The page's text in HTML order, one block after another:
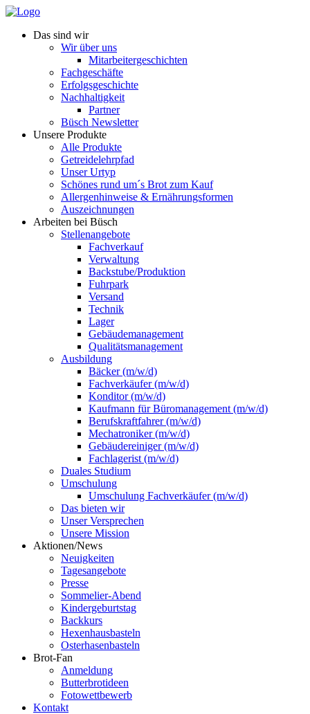
Das sind wir
Wir über uns
Mitarbeitergeschichten
Fachgeschäfte
Erfolgsgeschichte
Nachhaltigkeit
Partner
Büsch Newsletter
Unsere Produkte
Alle Produkte
Getreidelehrpfad
Unser Urtyp
Schönes rund um´s Brot zum Kauf
Allergenhinweise & Ernährungsformen
Auszeichnungen
Arbeiten bei Büsch
Stellenangebote
Fachverkauf
Verwaltung
Backstube/Produktion
Fuhrpark
Versand
Technik
Lager
Gebäudemanagement
Qualitätsmanagement
Ausbildung
Bäcker (m/w/d)
Fachverkäufer (m/w/d)
Konditor (m/w/d)
Kaufmann für Büromanagement (m/w/d)
Berufskraftfahrer (m/w/d)
Mechatroniker (m/w/d)
Gebäudereiniger (m/w/d)
Fachlagerist (m/w/d)
Duales Studium
Umschulung
Umschulung Fachverkäufer (m/w/d)
Das bieten wir
Unser Versprechen
Unsere Mission
Aktionen/News
Neuigkeiten
Tagesangebote
Presse
Sommelier-Abend
Kindergeburtstag
Backkurs
Hexenhausbasteln
Osterhasenbasteln
Brot-Fan
Anmeldung
Butterbrotideen
Fotowettbewerb
Kontakt